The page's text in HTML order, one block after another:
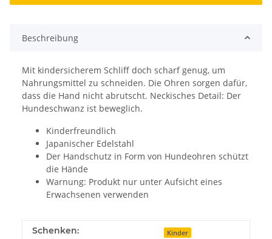
Beschreibung
Mit kindersicherem Schliff doch scharf genug, um
Nahrungsmittel zu schneiden. Die Ohren sorgen dafür,
dass die Hand nicht abrutscht. Neckisches Detail: Der
Hundeschwanz ist beweglich.
Kinderfreundlich
Japanischer Edelstahl
Der Handschutz in Form von Hundeohren schützt
die Hände
Warnung: Produkt nur unter Aufsicht eines
Erwachsenen verwenden
Schenken: Kinder